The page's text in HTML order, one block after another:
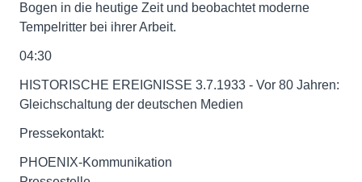
Bogen in die heutige Zeit und beobachtet moderne
Tempelritter bei ihrer Arbeit.
04:30
HISTORISCHE EREIGNISSE 3.7.1933 - Vor 80 Jahren:
Gleichschaltung der deutschen Medien
Pressekontakt:
PHOENIX-Kommunikation